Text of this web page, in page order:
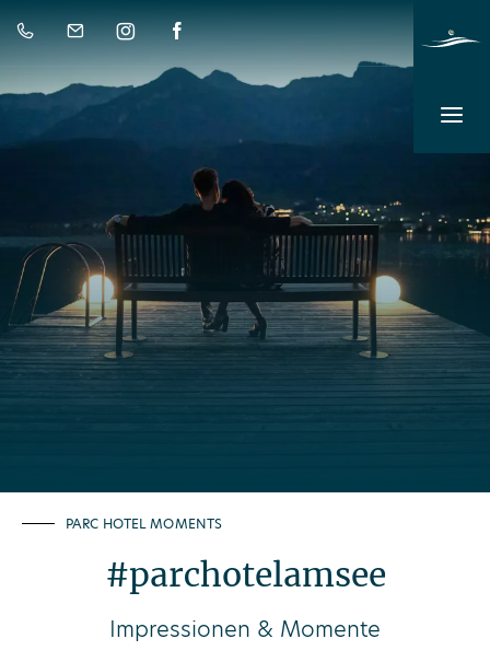
PARC HOTEL MOMENTS
#parchotelamsee
Impressionen & Momente